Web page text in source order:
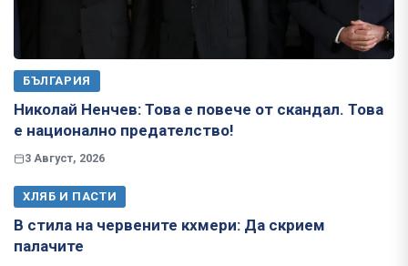
БЪЛГАРИЯ
Николай Ненчев: Това е повече от скандал. Това
е национално предателство!
3 Август, 2026
ХЛЯБ И ПАСТИ
В стила на червените кхмери: Да скрием
палачите